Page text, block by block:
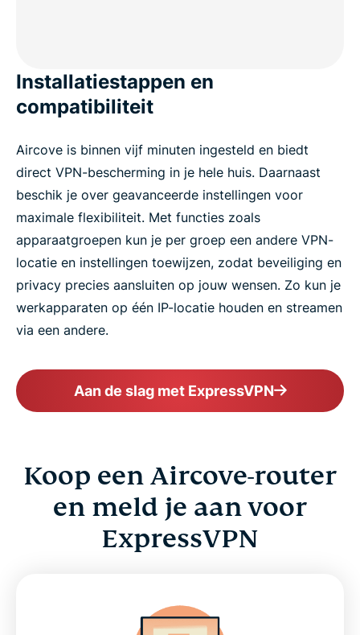
Installatiestappen en
compatibiliteit
Aircove is binnen vijf minuten ingesteld en biedt
direct VPN-bescherming in je hele huis. Daarnaast
beschik je over geavanceerde instellingen voor
maximale flexibiliteit. Met functies zoals
apparaatgroepen kun je per groep een andere VPN-
locatie en instellingen toewijzen, zodat beveiliging en
privacy precies aansluiten op jouw wensen. Zo kun je
werkapparaten op één IP-locatie houden en streamen
via een andere.
Aan de slag met ExpressVPN
Koop een Aircove-router
en meld je aan voor
ExpressVPN